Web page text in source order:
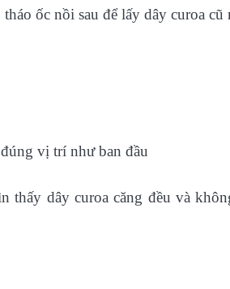
ốc nồi sau để lấy dây curoa cũ
vị trí như ban đầu
dây curoa căng đều và